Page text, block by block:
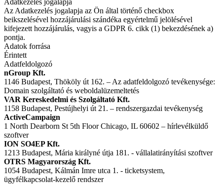
Az Adatkezelés jogalapja az Ön által történő checkbox
beikszelésével hozzájárulási szándéka egyértelmű jelölésével
kifejezett hozzájárulás, vagyis a GDPR 6. cikk (1) bekezdésének a)
pontja.
Adatok forrása
Érintett
Adatfeldolgozó
nGroup Kft.
1146 Budapest, Thököly út 162. – Az adatfeldolgozó tevékenysége:
Domain szolgáltató és weboldalüzemeltetés
VAR Kereskedelmi és Szolgáltató Kft.
1158 Budapest, Pestújhelyi út 21. – rendszergazdai tevékenység
ActiveCampaign
1 North Dearborn St 5th Floor Chicago, IL 60602 – hírlevélküldő
szoftver
ION SO4EP Kft.
1213 Budapest, Mária királyné útja 181. - vállalatirányítási szoftver
OTRS Magyarország Kft.
1054 Budapest, Kálmán Imre utca 1. - ticketsystem,
ügyfélkapcsolat-kezelő rendszer